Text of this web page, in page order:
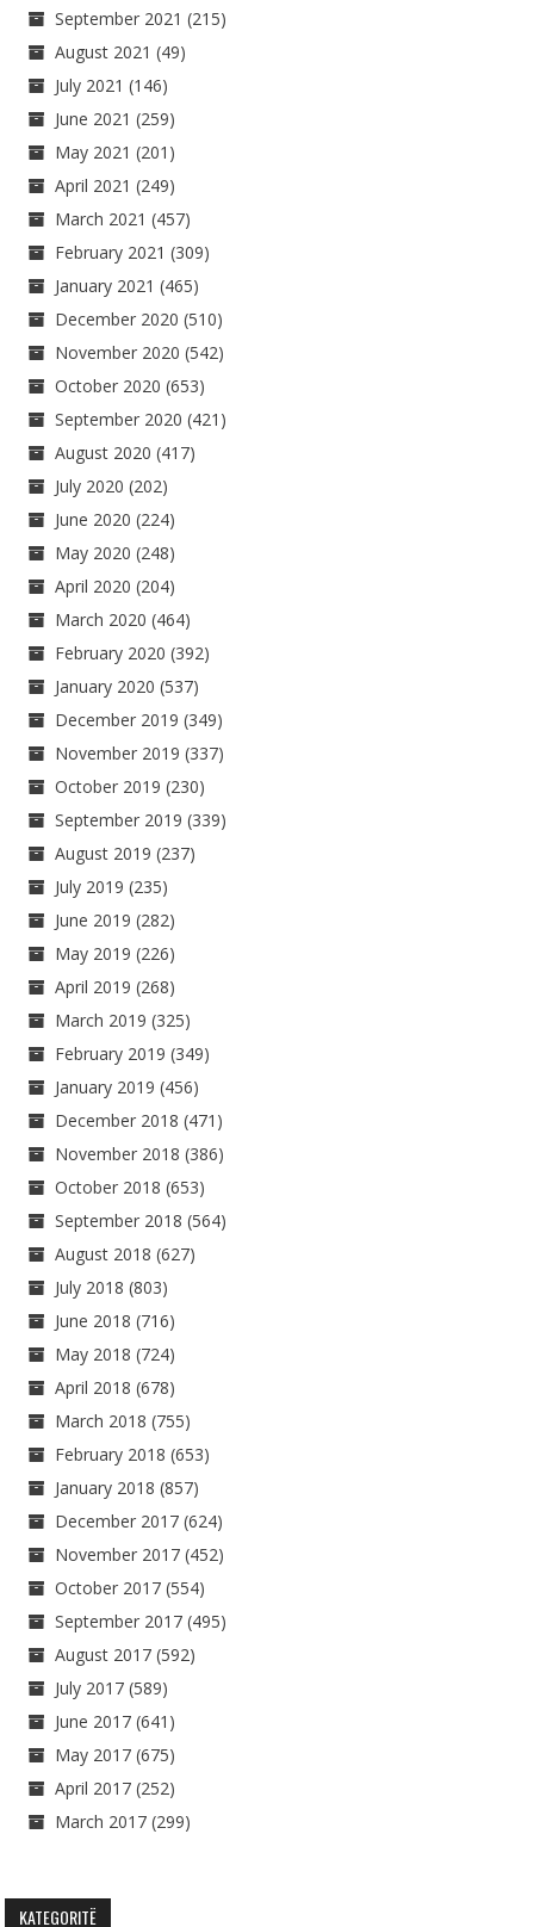
September 2021 (215)
August 2021 (49)
July 2021 (146)
June 2021 (259)
May 2021 (201)
April 2021 (249)
March 2021 (457)
February 2021 (309)
January 2021 (465)
December 2020 (510)
November 2020 (542)
October 2020 (653)
September 2020 (421)
August 2020 (417)
July 2020 (202)
June 2020 (224)
May 2020 (248)
April 2020 (204)
March 2020 (464)
February 2020 (392)
January 2020 (537)
December 2019 (349)
November 2019 (337)
October 2019 (230)
September 2019 (339)
August 2019 (237)
July 2019 (235)
June 2019 (282)
May 2019 (226)
April 2019 (268)
March 2019 (325)
February 2019 (349)
January 2019 (456)
December 2018 (471)
November 2018 (386)
October 2018 (653)
September 2018 (564)
August 2018 (627)
July 2018 (803)
June 2018 (716)
May 2018 (724)
April 2018 (678)
March 2018 (755)
February 2018 (653)
January 2018 (857)
December 2017 (624)
November 2017 (452)
October 2017 (554)
September 2017 (495)
August 2017 (592)
July 2017 (589)
June 2017 (641)
May 2017 (675)
April 2017 (252)
March 2017 (299)
KATEGORITË